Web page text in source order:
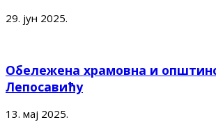
29. јун 2025.
Обележена храмовна и
Лепосавићу
13. мај 2025.